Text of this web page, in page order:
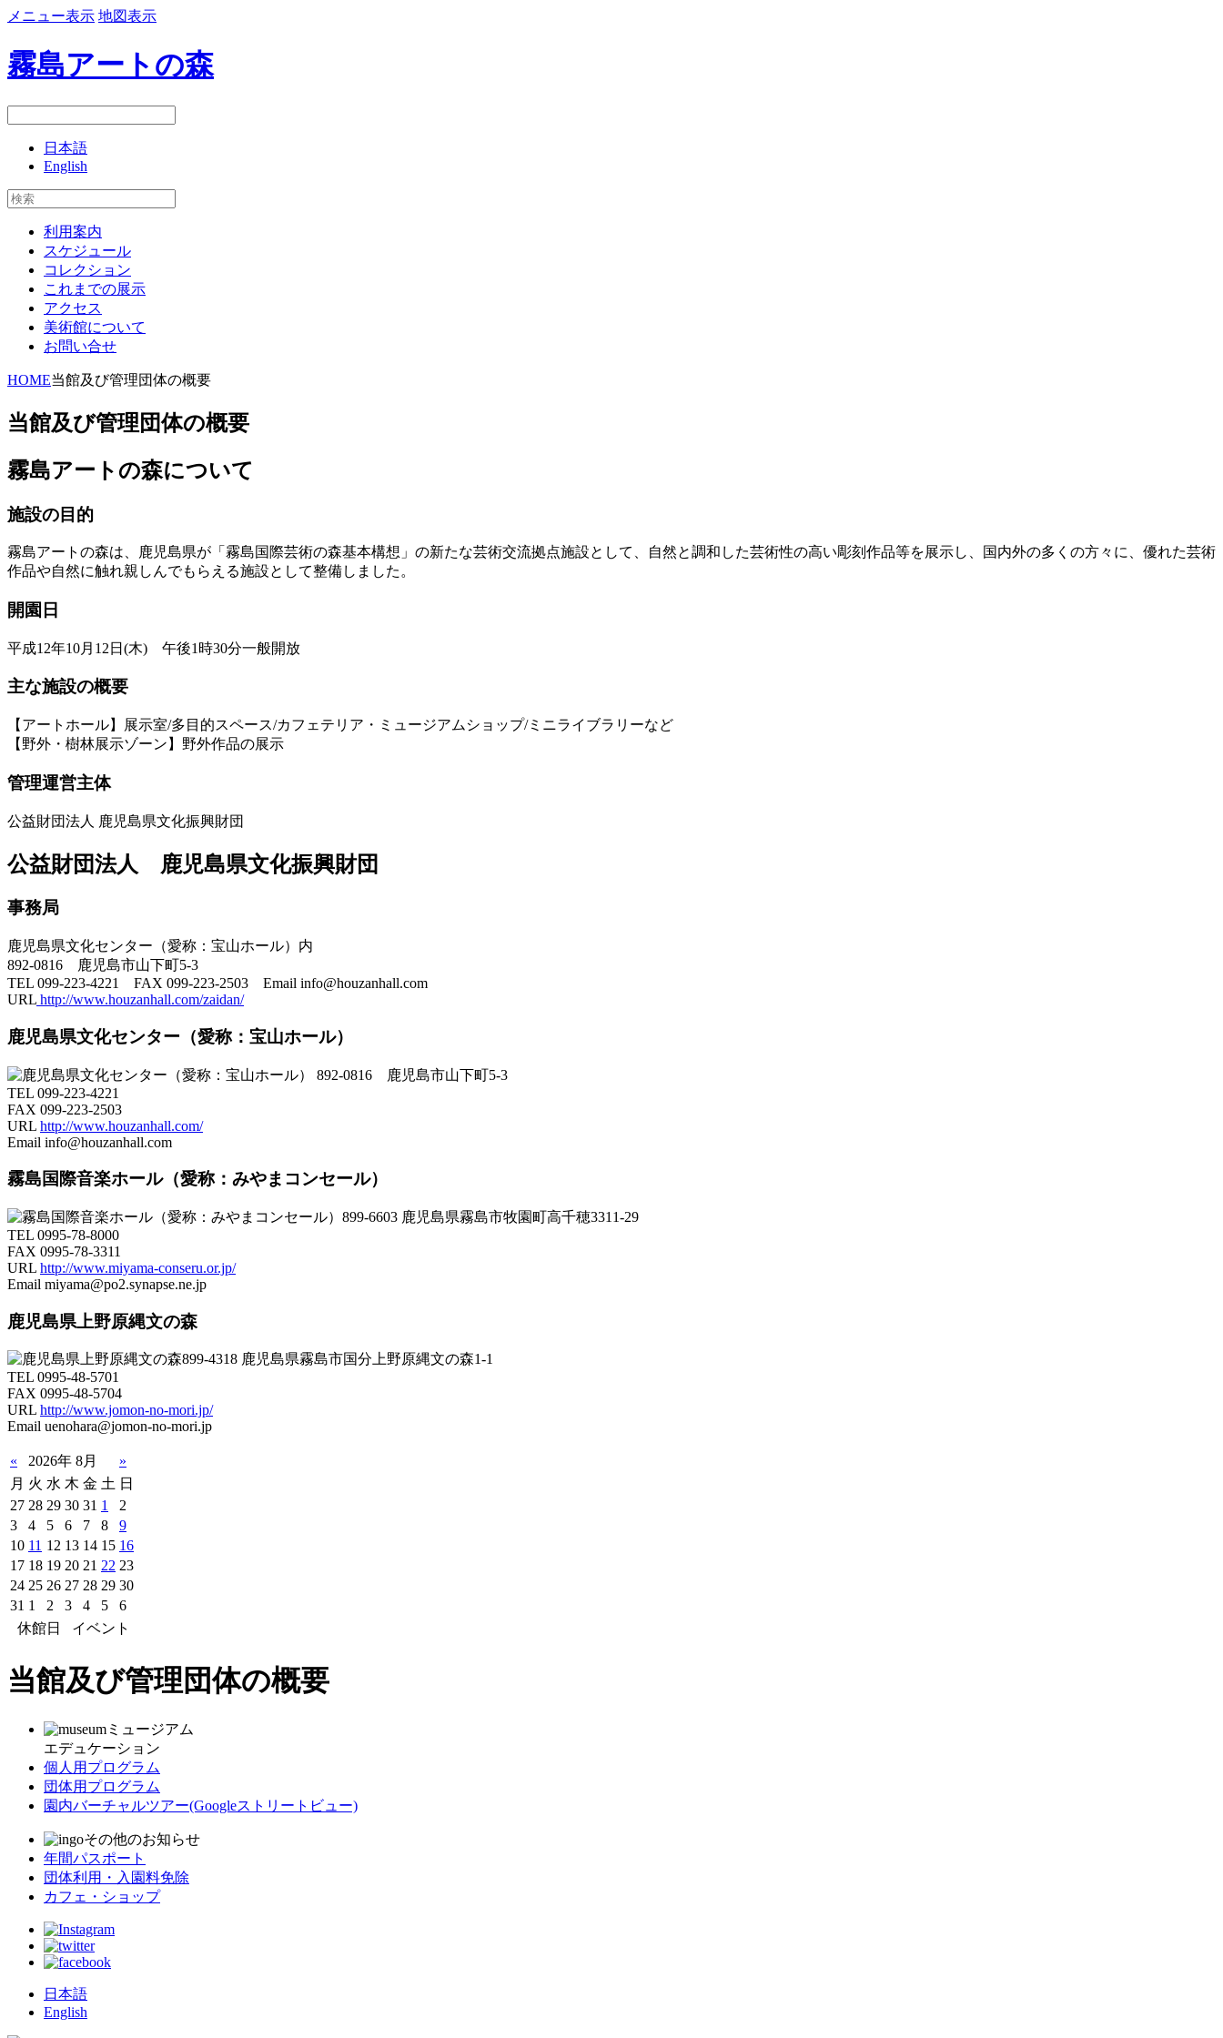
メニュー表示 地図表示
霧島アートの森
日本語
English
利用案内
スケジュール
コレクション
これまでの展示
アクセス
美術館について
お問い合せ
HOME当館及び管理団体の概要
当館及び管理団体の概要
霧島アートの森について
施設の目的
霧島アートの森は、鹿児島県が「霧島国際芸術の森基本構想」の新たな芸術交流拠点施設として、自然と調和した芸術性の高い彫刻作品等を展示し、国内外の多くの方々に、優れた芸術
作品や自然に触れ親しんでもらえる施設として整備しました。
開園日
平成12年10月12日(木) 午後1時30分一般開放
主な施設の概要
【アートホール】展示室/多目的スペース/カフェテリア・ミュージアムショップ/ミニライブラリーなど
【野外・樹林展示ゾーン】野外作品の展示
管理運営主体
公益財団法人 鹿児島県文化振興財団
公益財団法人 鹿児島県文化振興財団
事務局
鹿児島県文化センター（愛称：宝山ホール）内
892-0816 鹿児島市山下町5-3
TEL 099-223-4221 FAX 099-223-2503 Email info@houzanhall.com
URL http://www.houzanhall.com/zaidan/
鹿児島県文化センター（愛称：宝山ホール）
892-0816 鹿児島市山下町5-3
TEL 099-223-4221
FAX 099-223-2503
URL http://www.houzanhall.com/
Email info@houzanhall.com
霧島国際音楽ホール（愛称：みやまコンセール）
899-6603 鹿児島県霧島市牧園町高千穂3311-29
TEL 0995-78-8000
FAX 0995-78-3311
URL http://www.miyama-conseru.or.jp/
Email miyama@po2.synapse.ne.jp
鹿児島県上野原縄文の森
899-4318 鹿児島県霧島市国分上野原縄文の森1-1
TEL 0995-48-5701
FAX 0995-48-5704
URL http://www.jomon-no-mori.jp/
Email uenohara@jomon-no-mori.jp
« 2026年 8月
»
月 火 水 木 金 土 日
27 28 29 30 31 1
2
3
4 5 6 7 8
9
10 11 12 13 14 15 16
17 18 19 20 21 22 23
24 25 26 27 28 29 30
31 1 2 3 4 5
6
休館日
イベント
当館及び管理団体の概要
ミュージアム
エデュケーション
個人用プログラム
団体用プログラム
園内バーチャルツアー(Googleストリートビュー)
その他のお知らせ
年間パスポート
団体利用・入園料免除
カフェ・ショップ
日本語
English